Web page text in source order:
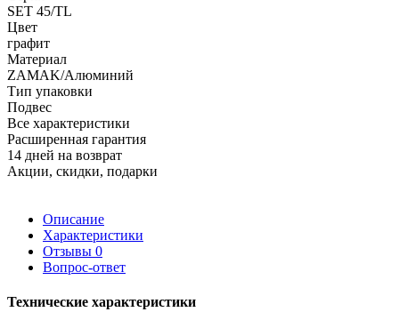
SET 45/TL
Цвет
графит
Материал
ZAMAK/Алюминий
Тип упаковки
Подвес
Все характеристики
Расширенная гарантия
14 дней на возврат
Акции, скидки, подарки
Описание
Характеристики
Отзывы 0
Вопрос-ответ
Технические характеристики